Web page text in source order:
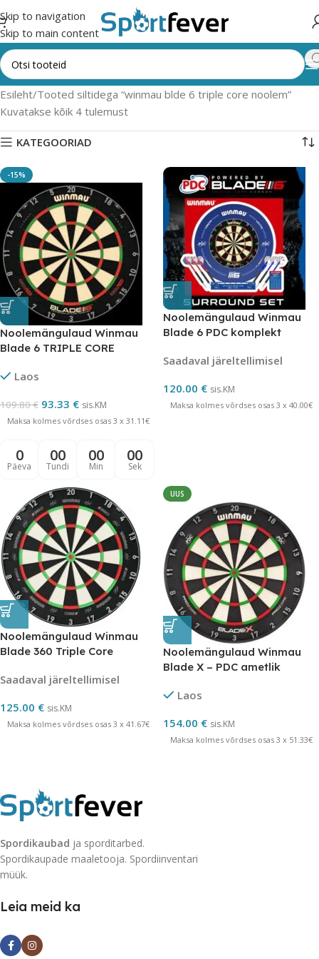
Skip to navigation
Skip to main content
Esileht Tooted siltidega “winmau blde 6 triple core noolem”
Kuvatakse kõik 4 tulemust
KATEGOORIAD
-15%
Noolemängulaud Winmau
Blade 6 TRIPLE CORE
Laos
109.80€ 93.33 € sis.KM
Maksa kolmes võrdses osas 3 x 31.11€
0
Päeva
00
Tundi
00
Min
00
Sek
Noolemängulaud Winmau
Blade 6 PDC komplekt
Saadaval järeltellimisel
120.00 € sis.KM
Maksa kolmes võrdses osas 3 x 40.00€
Noolemängulaud Winmau
Blade 360 Triple Core
Saadaval järeltellimisel
125.00 € sis.KM
Maksa kolmes võrdses osas 3 x 41.67€
UUS
Noolemängulaud Winmau
Blade X – PDC ametlik
Laos
154.00 € sis.KM
Maksa kolmes võrdses osas 3 x 51.33€
Spordikaubad ja sporditarbed.
Spordikaupade maaletooja. Spordiinventari
müük.
Leia meid ka